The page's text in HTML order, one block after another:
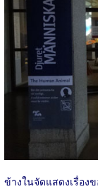
ข้างในจัดแสดงเรื่อง